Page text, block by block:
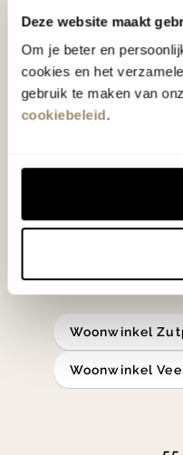
Deze website maakt
Om je beter en
cookies en het
gebruik te maken van
cookiebeleid.
Wie kent het
'Weer verliefd
hebben met
slaap- en
klassiekers en
in verrassende
Bekijk onze
bereken je
Woonwinkel
Woonwinkel